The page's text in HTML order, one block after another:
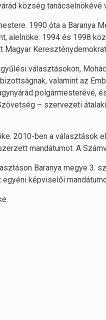
község tanácselnökévé
1990 óta a Baranya
alelnöke. 1994 és 1998
Magyar
választásokon,
valamint az
polgármesterévé,
– szervezeti
2010-ben a választások
mandátumot. A
Baranya megye 3.
képviselői